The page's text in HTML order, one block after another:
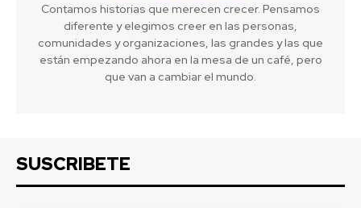
Contamos historias que merecen crecer. Pensamos
diferente y elegimos creer en las personas,
comunidades y organizaciones, las grandes y las que
están empezando ahora en la mesa de un café, pero
que van a cambiar el mundo.
SUSCRIBETE